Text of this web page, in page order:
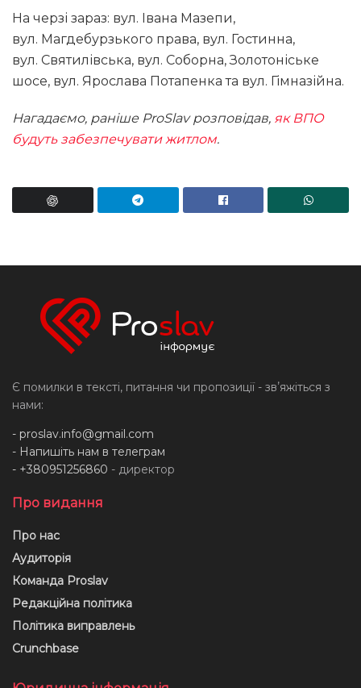
На черзі зараз: вул. Івана Мазепи,
вул. Магдебурзького права, вул. Гостинна,
вул. Святилівська, вул. Соборна, Золотоніське
шосе, вул. Ярослава Потапенка та вул. Гімназійна.
Нагадаємо, раніше ProSlav розповідав, як ВПО
будуть забезпечувати житлом.
Є помилки в тексті, питання чи пропозиції - звʼяжіться з
нами:
- proslav.info@gmail.com
- Напишіть нам в телеграм
- +380951256860 - директор
Про видання
Про нас
Аудиторія
Команда Proslav
Редакційна політика
Політика виправлень
Crunchbase